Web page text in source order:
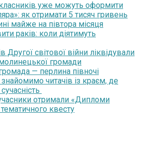
уже можуть оформити
як отримати 5 тисяч гривень
майже на півтора місяця
раків: коли діятимуть
Другої світової війни ліквідували
громади
— перлина півночі
читачів із краєм, де
отримали «Дипломи
квесту